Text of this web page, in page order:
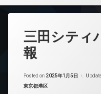
三田シティ
報
Posted on 2025年1月5日
カテゴリー:
東京都港区